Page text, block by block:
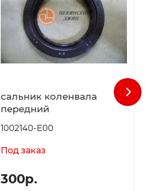
сальник коленвала
передний
1002140-E00
Под заказ
300р.